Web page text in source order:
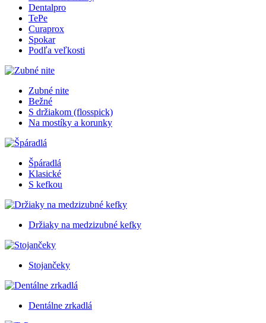
Dentalpro
TePe
Curaprox
Spokar
Podľa veľkosti
Zubné nite
Bežné
S držiakom (flosspick)
Na mostíky a korunky
Špáradlá
Klasické
S kefkou
Držiaky na medzizubné kefky
Stojančeky
Dentálne zrkadlá